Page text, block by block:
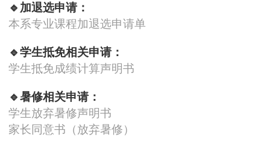
🔹加退选申请：
本系专业课程加退选申请单
🔹学生抵免相关申请：
学生抵免成绩计算声明书
🔹暑修相关申请：
学生放弃暑修声明书
家长同意书（放弃暑修）